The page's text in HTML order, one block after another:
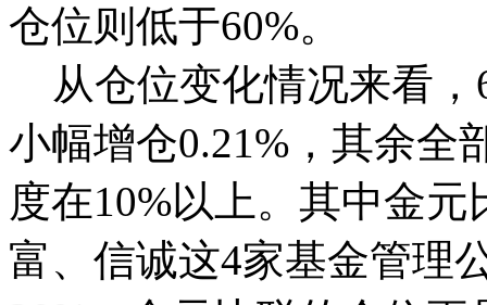
仓位则低于60%。
从仓位变化情况来看，
小幅增仓0.21%，其余全
度在10%以上。其中金
富、信诚这4家基金管理